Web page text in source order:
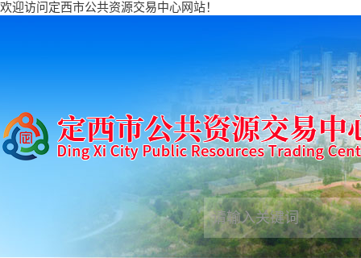
欢迎访问定西市公共资源交易中心网站！